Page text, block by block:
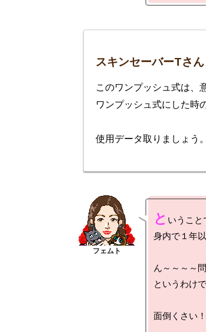
スキンセーバーTさん
このワンプッシュ式は、
ワンプッシュ式にした時
と いうこと
身内で１年
ん～～～～
というわけ